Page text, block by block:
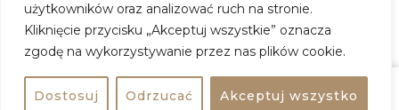
użytkowników oraz analizować ruch na stronie.
Kliknięcie przycisku „Akceptuj wszystkie” oznacza
zgodę na wykorzystywanie przez nas plików cookie.
Dostosuj Odrzucać Akceptuj wszystko
Parkrun Warszawa-Żoliborz
Kiedy:8 sierpnia 2026, godz. 09:00
Gdzie:Park Kępa Potocka
bezpłatne Udostępnij